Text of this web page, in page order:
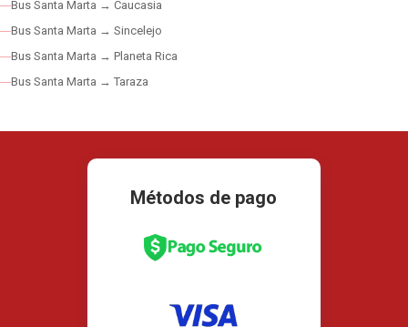
Bus Santa Marta → Caucasia
Bus Santa Marta → Sincelejo
Bus Santa Marta → Planeta Rica
Bus Santa Marta → Taraza
Métodos de pago